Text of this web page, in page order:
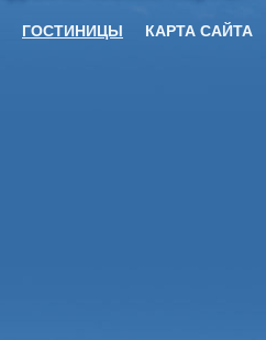
ГОСТИНИЦЫ КАРТА САЙТА